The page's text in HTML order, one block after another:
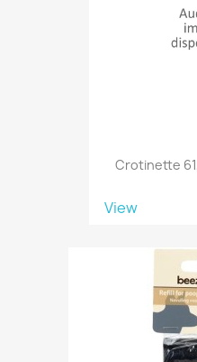
Crotinette
View